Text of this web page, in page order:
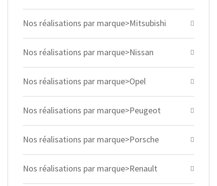
Nos réalisations par marque>Mitsubishi
Nos réalisations par marque>Nissan
Nos réalisations par marque>Opel
Nos réalisations par marque>Peugeot
Nos réalisations par marque>Porsche
Nos réalisations par marque>Renault